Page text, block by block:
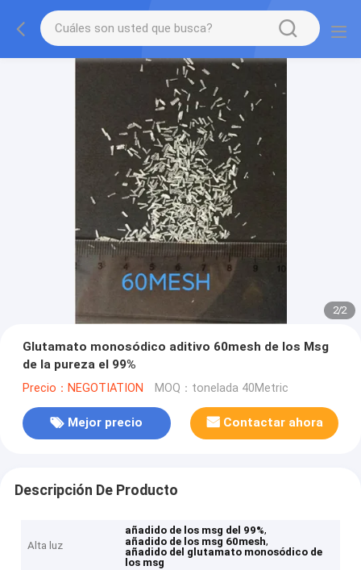
2/2
Glutamato monosódico aditivo 60mesh de los Msg
de la pureza el 99%
Precio：NEGOTIATION MOQ：tonelada 40Metric
Mejor precio Contactar ahora
Descripción De Producto
Alta luz
añadido de los msg del 99%,
añadido de los msg 60mesh,
añadido del glutamato monosódico de
los msg